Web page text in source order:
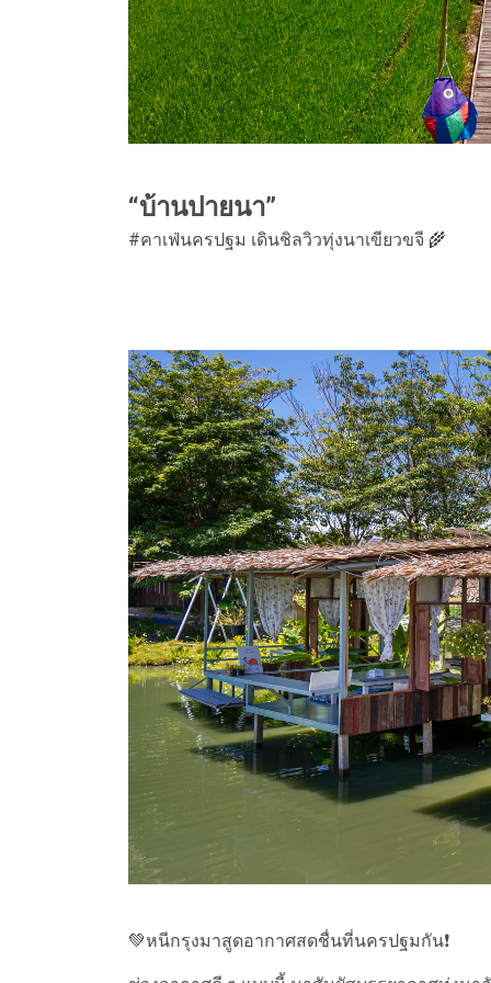
“บ้านปายนา”
#คาเฟ่นครปฐม เดินชิลวิวทุ่งนาเขียวขจี 🌾
💚หนีกรุงมาสูดอากาศสดชื่นที่นครปฐมกัน❗